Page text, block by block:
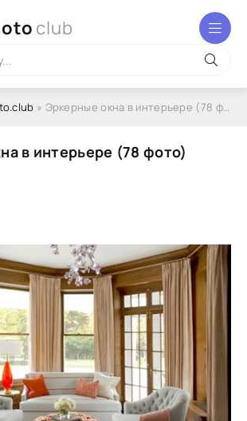
club
» Эркерные окна в интерьере (78 фото)
в интерьере (78 фото)